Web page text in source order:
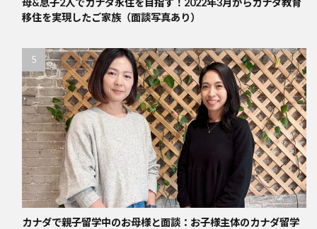
母&息子2人でカナダ永住を目指す！2022年3月からカナダ教育
移住を実現したご家族（面談写真あり）
カナダで親子留学中のお母様と面談：お子様主体のカナダ留学